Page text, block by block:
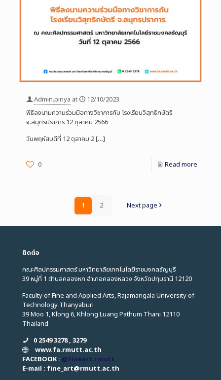
Admin.piriya at
12/10/2023
พิธีลงนามความร่วมมือทางวิชาการกับ โรงเรียนวิสุทธิกษัตรี
จ.สมุทรปราการ 12 ตุลาคม 2566
วันพฤหัสบดีที่ 12 ตุลาคม 2[…]
0 Read more
1 2 Next page
ติดต่อ
คณะศิลปกรรมศาสตร์ มหาวิทยาลัยเทคโนโลยีราชมงคลธัญบุรี
39 หมู่ที่ 1 ตำบลคลองหก อำเภอคลองหลวง จังหวัดปทุมธานี 12120
Faculty of Fine and Applied Arts, Rajamangala University of
Technology Thanyaburi
39 Moo 1, Klong 6, Khlong Luang Pathum Thani 12110
Thailand
0 2549 3278 , 3279
www.fa.rmutt.ac.th
FACEBOOK : @Fineart.rmutt
E-mail : fine_art@rmutt.ac.th